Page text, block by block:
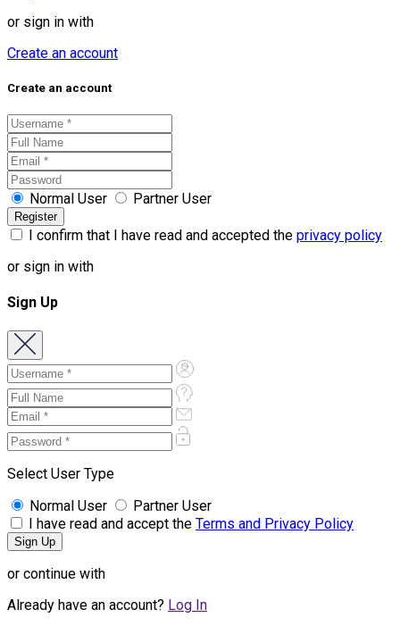
or sign in with
Create an account
Create an account
Normal User Partner User
I confirm that I have read and accepted the privacy policy
or sign in with
Sign Up
Select User Type
Normal User
Partner User
I have read and accept the Terms and Privacy Policy
or continue with
Already have an account? Log In